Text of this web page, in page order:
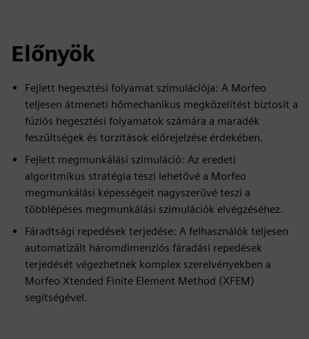
Előnyök
Fejlett hegesztési folyamat szimulációja: A Morfeo
teljesen átmeneti hőmechanikus megközelítést biztosít a
fúziós hegesztési folyamatok számára a maradék
feszültségek és torzítások előrejelzése érdekében.
Fejlett megmunkálási szimuláció: Az eredeti
algoritmikus stratégia teszi lehetővé a Morfeo
megmunkálási képességeit nagyszerűvé teszi a
többlépéses megmunkálási szimulációk elvégzéséhez.
Fáradtsági repedések terjedése: A felhasználók teljesen
automatizált háromdimenziós fáradási repedések
terjedését végezhetnek komplex szerelvényekben a
Morfeo Xtended Finite Element Method (XFEM)
segítségével.